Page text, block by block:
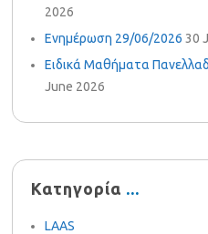
2026
Ενημέρωση 29/06/2026 30
Ειδικά Μαθήματα
June 2026
Κατηγορία
LAAS